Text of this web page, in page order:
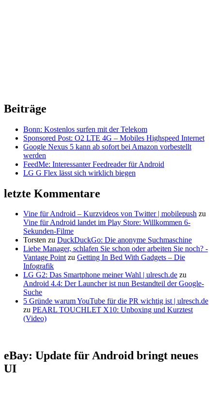
Beiträge
Bonn: Kostenlos surfen mit der Telekom
Sponsored Post: O2 LTE 4G – Mobiles Highspeed Internet
Google Nexus 5 kann ab sofort bei Amazon vorbestellt
werden
FeedMe: Interessanter Feedreader für Android
LG G Flex lässt sich wirklich biegen
letzte Kommentare
Vine für Android – Kurzvideos von Twitter | mobilepush zu
Vine für Android landet im Play Store: Willkommen 6-
Sekunden-Filme
Torsten zu DuckDuckGo: Die anonyme Suchmaschine
Liebe Manager, schlafen Sie schon oder arbeiten Sie noch? -
Vantage Pointzu Getting In Bed With Gadgets – Die
Infografik
LG G2: Das Smartphone meiner Wahl | ulresch.de zu
Android 4.4: Der Launcher ist nun Bestandteil der Google-
Suche
5 Gründe warum YouTube für die PR wichtig ist | ulresch.de
zu PEARL TOUCHLET X10: Unboxing und Kurztest
(Video)
eBay: Update für Android bringt neues
UI